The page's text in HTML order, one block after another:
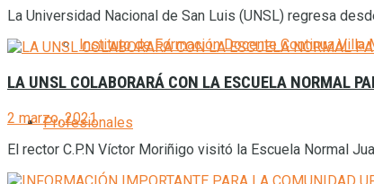
Instituto de Formación Docente Continua Villa
Profesionales
La Universidad Nacional de San Luis (UNSL) regresa
LA UNSL COLABORARÁ CON LA ESCUELA NORMAL
2 marzo, 2021
El rector C.P.N Víctor Moriñigo visitó la Escuela Normal